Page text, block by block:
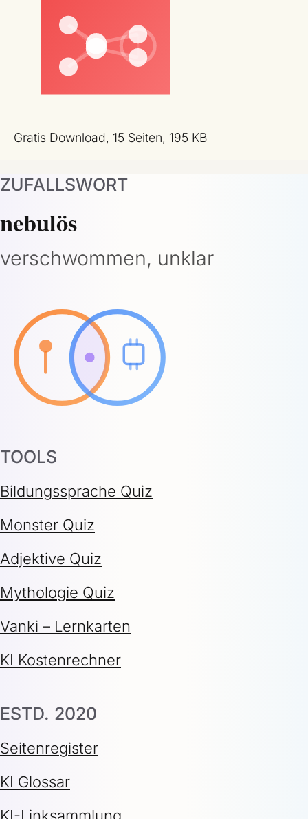
Gratis Download, 15 Seiten, 195 KB
ZUFALLSWORT
nebulös
verschwommen, unklar
TOOLS
Bildungssprache Quiz
Monster Quiz
Adjektive Quiz
Mythologie Quiz
Vanki – Lernkarten
KI Kostenrechner
ESTD. 2020
Seitenregister
KI Glossar